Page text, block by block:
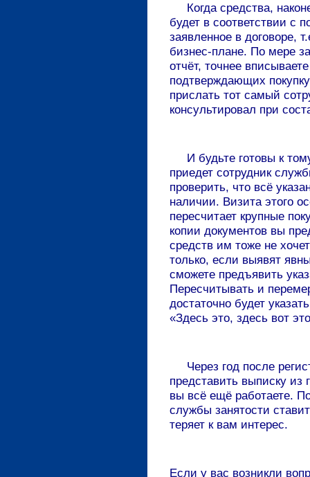
Когда средства,
будет в соответствии с
заявленное в договоре,
бизнес-плане. По мере
отчёт, точнее
подтверждающих
прислать тот самый
консультировал при
И будьте готовы к
приедет сотрудник
проверить, что всё
наличии. Визита этого
пересчитает крупные
копии документов вы
средств им тоже не
только, если выявят
сможете предъявить
Пересчитывать и
достаточно будет
«Здесь это, здесь вот
Через год после
представить выписку из
вы всё ещё работаете.
службы занятости
теряет к вам интерес.
Если у вас возникли